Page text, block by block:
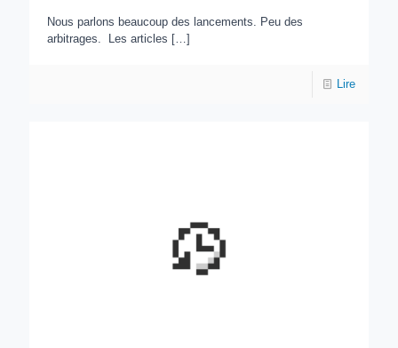
Nous parlons beaucoup des lancements. Peu des
arbitrages. Les articles […]
Lire